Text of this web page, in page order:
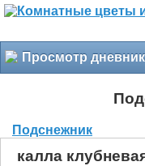
Просмотр
Подснежник
калла